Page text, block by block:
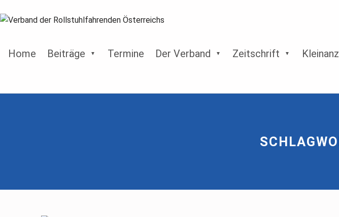
Home Beiträge Termine Der Verband Zeitschrift